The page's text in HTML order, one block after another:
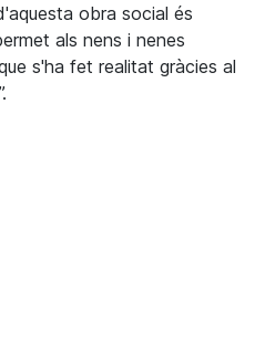
obra social és
als nens i nenes
s'ha fet realitat gràcies al